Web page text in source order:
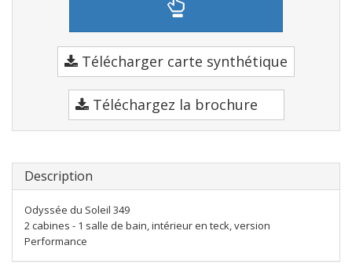
Télécharger carte synthétique
Téléchargez la brochure
Description
Odyssée du Soleil 349
2 cabines - 1 salle de bain, intérieur en teck, version
Performance